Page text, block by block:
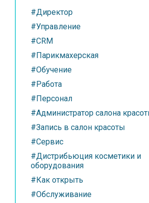
#Директор
#Управление
#CRM
#Парикмахерская
#Обучение
#Работа
#Персонал
#Администратор салона
#Запись в салон красоты
#Сервис
#Дистрибьюция косметики и
оборудования
#Как открыть
#Обслуживание